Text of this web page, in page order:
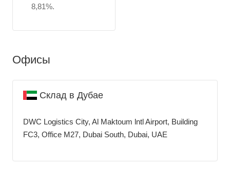
8,81%.
Офисы
Склад в Дубае
DWC Logistics City, Al Maktoum lntl Airport, Building
FC3, Office M27, Dubai South, Dubai, UAE